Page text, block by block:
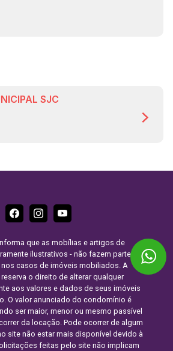
SJC
que as mobílias e artigos de
ilustrativos - não fazem parte do
casos de imóveis mobiliados. A
o direito de alterar qualquer
aos valores e dados de seus imóveis
O valor anunciado do condomínio é
ser maior, menor ou mesmo passível
da locação. Pode ocorrer de algum
site não estar mais disponível devido à
feitas pelo site não implicam